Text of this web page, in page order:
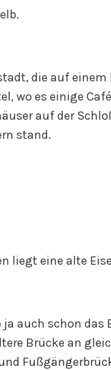
die auf
wo es einige
auf der
stand.
liegt eine alte
ja auch schon
Brücke an